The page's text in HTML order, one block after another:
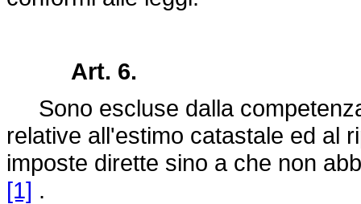
Art. 6.
Sono escluse dalla
relative all'estimo catastale ed al
imposte dirette sino a che non
[1] .